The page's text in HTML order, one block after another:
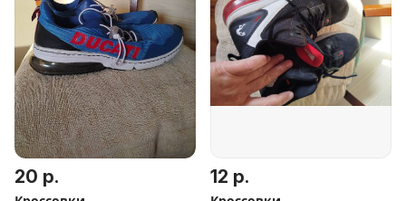
20 р. 12 р.